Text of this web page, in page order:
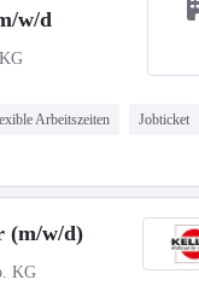
w/d
Arbeitszeiten Jobticket
(m/w/d)
KG